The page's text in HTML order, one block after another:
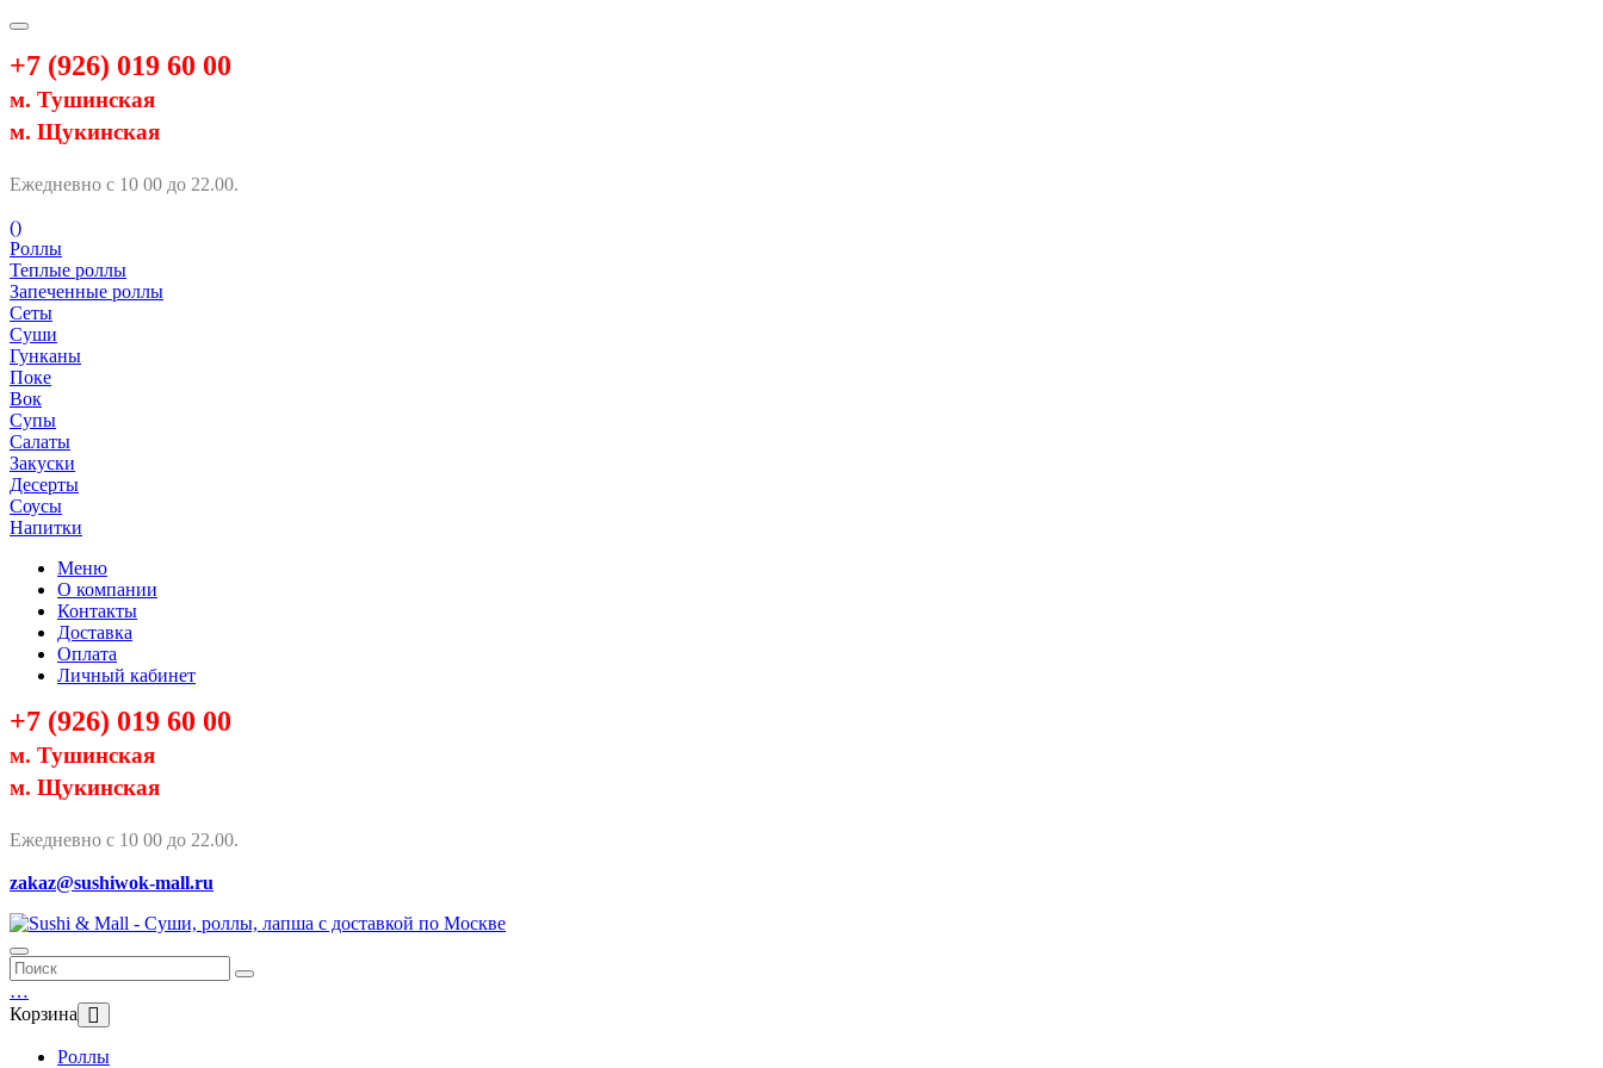
+7 (926) 019 60 00
м. Тушинская
м. Щукинская
Ежедневно с 10 00 до 22.00.
()
Роллы
Теплые роллы
Запеченные роллы
Сеты
Суши
Гунканы
Поке
Вок
Супы
Салаты
Закуски
Десерты
Соусы
Напитки
Меню
О компании
Контакты
Доставка
Оплата
Личный кабинет
+7 (926) 019 60 00
м. Тушинская
м. Щукинская
Ежедневно с 10 00 до 22.00.
zakaz@sushiwok-mall.ru
…
Корзина
Роллы